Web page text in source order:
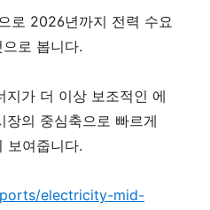
로 2026년까지 전력 수요
로 봅니다.
지가 더 이상 보조적인 에
장의 중심축으로 빠르게
보여줍니다.
electricity-mid-